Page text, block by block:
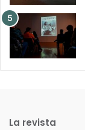
La revista